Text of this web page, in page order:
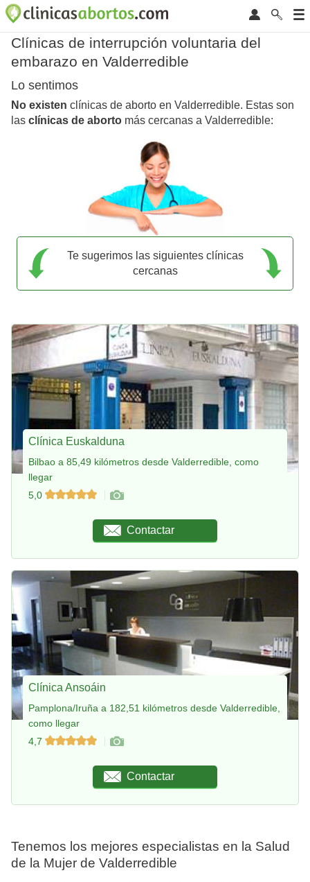
Clínicas de interrupción voluntaria del
embarazo en Valderredible
Lo sentimos
No existen clínicas de aborto en Valderredible. Estas son
las clínicas de aborto más cercanas a Valderredible:
Te sugerimos las siguientes clínicas
cercanas
Clínica Euskalduna
Bilbao a 85,49 kilómetros desde Valderredible, como
llegar
5,0
Contactar
Clínica Ansoáin
Pamplona/Iruña a 182,51 kilómetros desde Valderredible,
como llegar
4,7
Contactar
Tenemos los mejores especialistas en la Salud
de la Mujer de Valderredible